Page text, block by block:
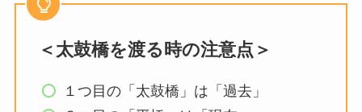
＜太鼓橋を渡る時の注意点＞
１つ目の「太鼓橋」は「過去」